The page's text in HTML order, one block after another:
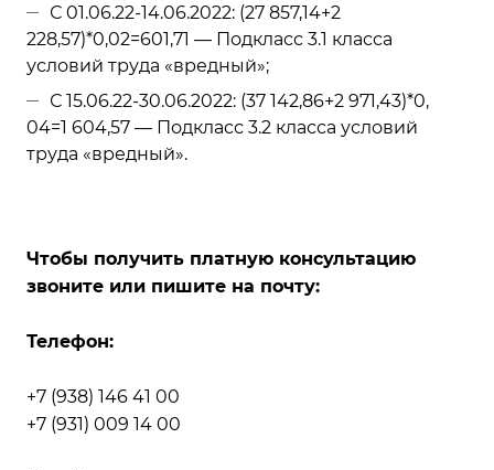
С 01.06.22-14.06.2022: (27 857,14+2
228,57)*0,02=601,71 — Подкласс 3.1 класса
условий труда «вредный»;
С 15.06.22-30.06.2022: (37 142,86+2 971,43)*0,
04=1 604,57 — Подкласс 3.2 класса условий
труда «вредный».
Чтобы получить платную консультацию
звоните или пишите на почту:
Телефон:
+7 (938) 146 41 00
+7 (931) 009 14 00